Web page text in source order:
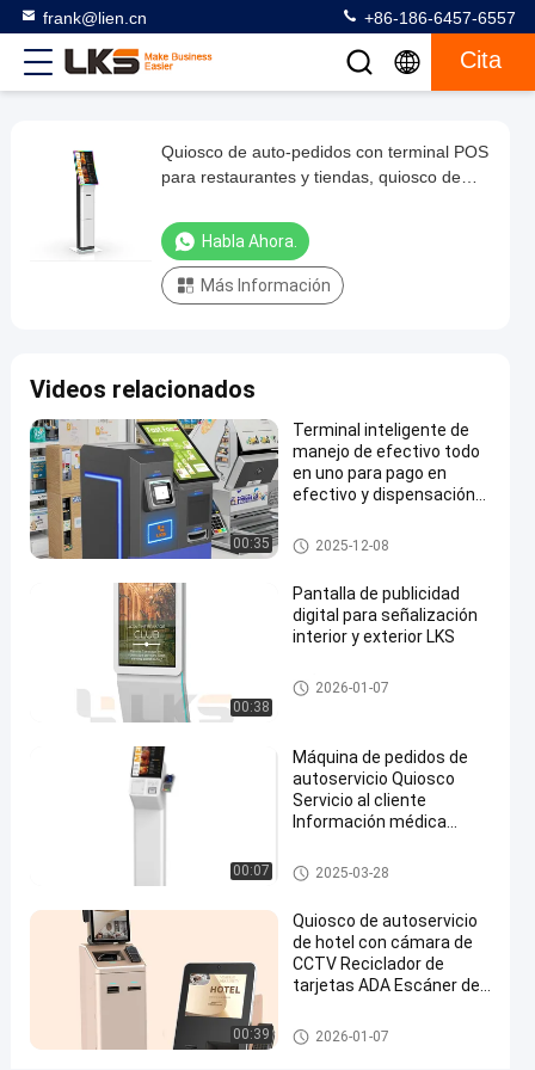
frank@lien.cn +86-186-6457-6557
Cita
Quiosco
auto-
pedidos
para
restaurantes
y
tiendas,
quiosco
de
pedidos
rápida
Quiosco
2024-
08-30
3585
vistas
Ahora.
Compartir
al aire libre
#
quioscos de
#
Quiosco de auto-pedidos con terminal POS
para restaurantes y tiendas, quiosco de
Habla Ahora.
Más Información
Videos relacionados
00:35
Terminal inteligente de
manejo de efectivo todo
en uno para pago en
efectivo y dispensación
Quiosco del pago
2025-12-08
00:38
Pantalla de publicidad
digital para señalización
interior y exterior LKS
señalización digital
2026-01-07
00:07
Máquina de pedidos de
autoservicio Quiosco
Servicio al cliente
Información médica
sistema de la posición
2025-03-28
00:39
Quiosco de autoservicio
de hotel con cámara de
CCTV Reciclador de
tarjetas ADA Escáner de
kiosco de autoservicio
2026-01-07